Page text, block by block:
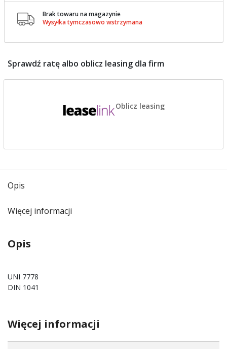

Brak towaru na magazynie
Wysyłka tymczasowo wstrzymana
Sprawdź ratę albo oblicz leasing dla firm
Oblicz leasing
Opis
Więcej informacji
Opis
UNI 7778
DIN 1041
Więcej informacji